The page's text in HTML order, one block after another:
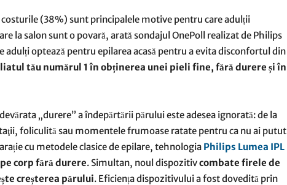
presa
(38%) sunt principalele motive pentru care adulții
la salon sunt o povară, arată sondajul OnePoll realizat de Philips
adulți optează pentru epilarea acasă pentru a evita disconfortul din
tău numărul 1 în obținerea unei pieli fine, fără durere și în
„durere” a îndepărtării părului este adesea ignorată: de la
foliculită sau momentele frumoase ratate pentru ca nu ai putut
cu metodele clasice de epilare, tehnologia Philips Lumea IPL
corp fără durere. Simultan, noul dispozitivcombate firele de
creșterea părului. Eficiența dispozitivului a fost dovedită prin